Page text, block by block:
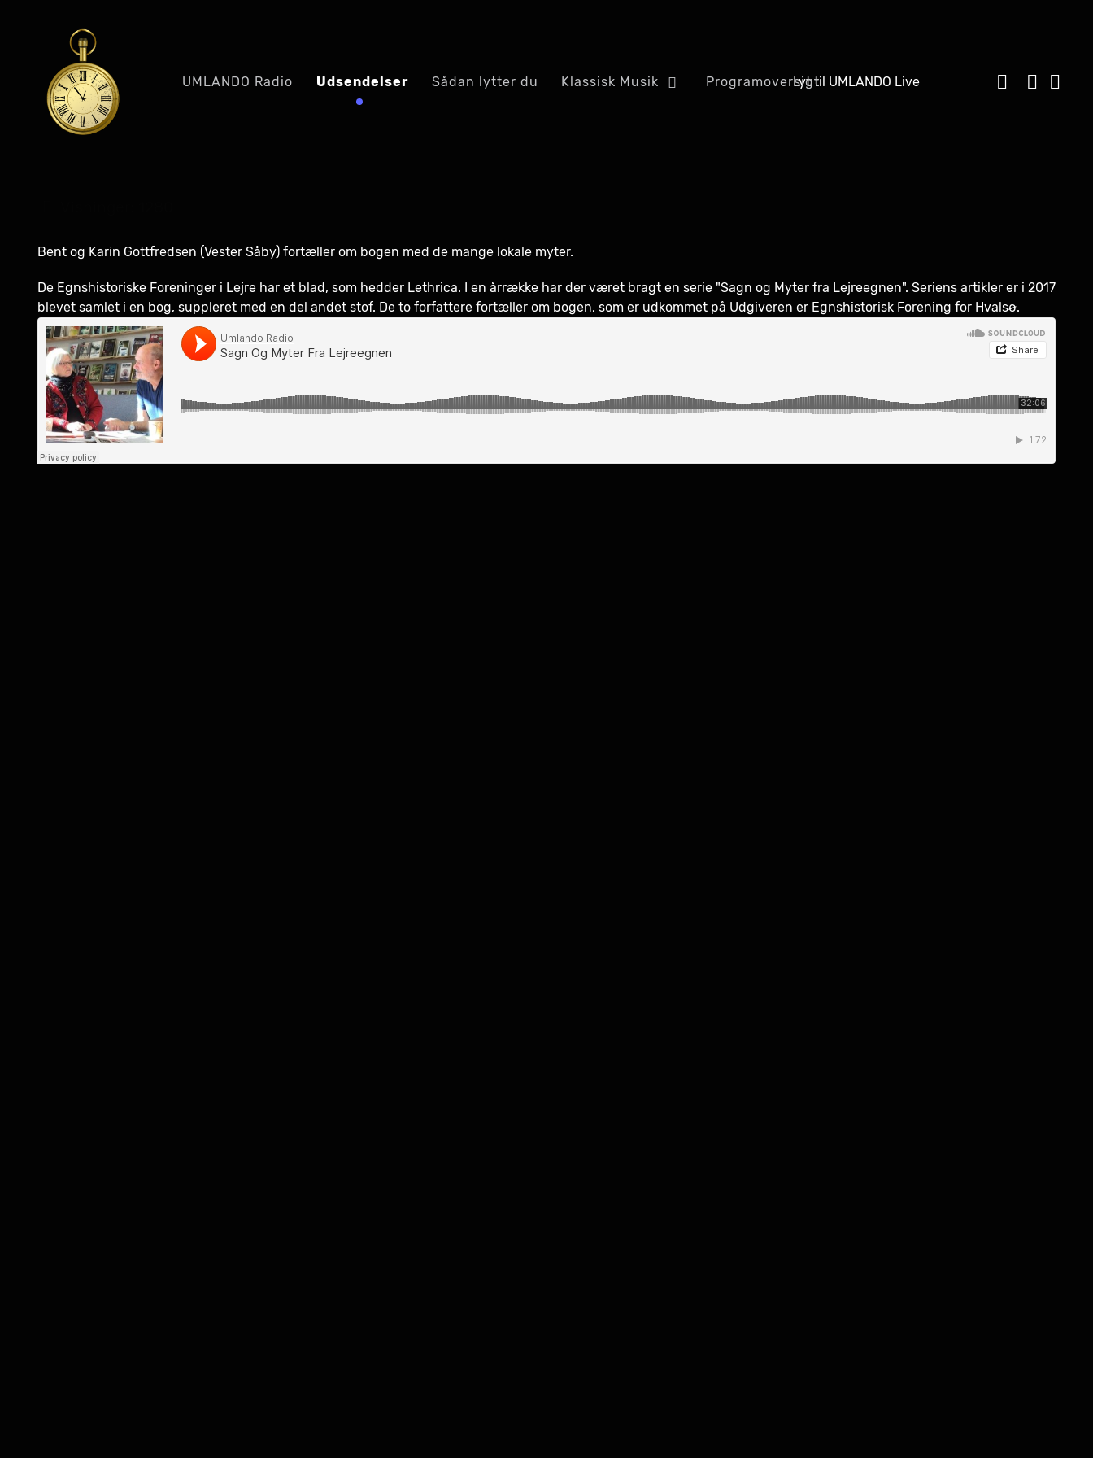
UMLANDO Radio Udsendelser Sådan lytter du Klassisk Musik ProgramoversigtLyt til UMLANDO Live
Bent og Karin Gottfredsen (Vester Såby) fortæller om bogen med de mange lokale myter.
De Egnshistoriske Foreninger i Lejre har et blad, som hedder Lethrica. I en årrække har der været bragt en serie "Sagn og Myter fra Lejreegnen". Seriens artikler er i 2017
blevet samlet i en bog, suppleret med en del andet stof. De to forfattere fortæller om bogen, som er udkommet på Udgiveren er Egnshistorisk Forening for Hvalsø.